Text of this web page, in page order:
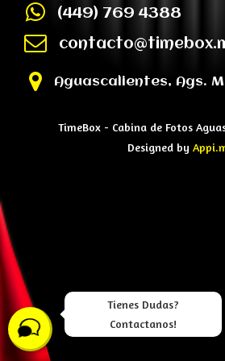
Tienes Dudas?
Contactanos!
(449) 769 4388
Aguascalientes, Ags.
TimeBox - Cabina de Fotos
Designed by